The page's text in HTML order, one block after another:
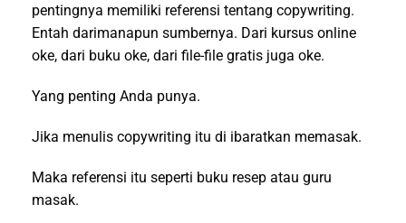
pentingnya memiliki referensi tentang copywriting.
Entah darimanapun sumbernya. Dari kursus online
oke, dari buku oke, dari file-file gratis juga oke.
Yang penting Anda punya.
Jika menulis copywriting itu di ibaratkan memasak.
Maka referensi itu seperti buku resep atau guru
masak.